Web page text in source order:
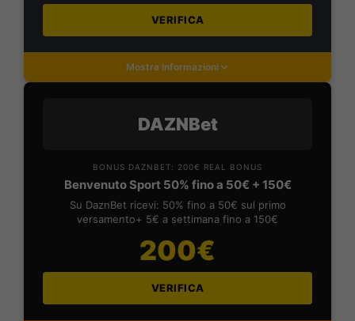
VERIFICA
Mostra Informazioni
DAZNBet
BONUS DAZNBET: 200€ REAL BONUS
Benvenuto Sport 50% fino a 50€ + 150€
Su DaznBet ricevi: 50% fino a 50€ sul primo
versamento+ 5€ a settimana fino a 150€
200€
VERIFICA